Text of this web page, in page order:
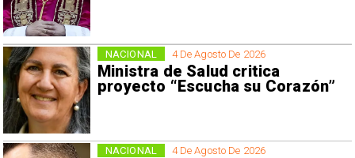
4 De Agosto De 2026
Ministra de Salud critica
proyecto “Escucha su Corazón”
NACIONAL
4 De Agosto De 2026
NACIONAL